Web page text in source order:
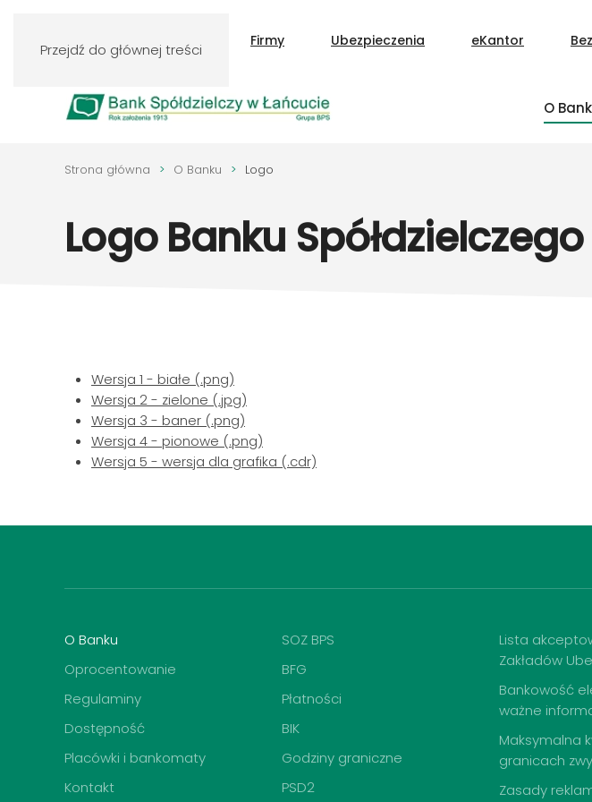
Przejdź do głównej treści
Klienci indywidualni Firmy Ubezpieczenia eKantor
O
Strona główna O Banku Logo
Logo Banku
Wersja 1 - białe (.png)
Wersja 2 - zielone (.jpg)
Wersja 3 - baner (.png)
Wersja 4 - pionowe (.png)
Wersja 5 - wersja dla grafika (.cdr)
O Banku
Oprocentowanie
Regulaminy
Dostępność
Placówki i bankomaty
Kontakt
SOZ BPS
BFG
Płatności
BIK
Godziny graniczne
PSD2
Lista
Zakładów
Bankowość
ważne
Maksymalna
granicach
Zasady